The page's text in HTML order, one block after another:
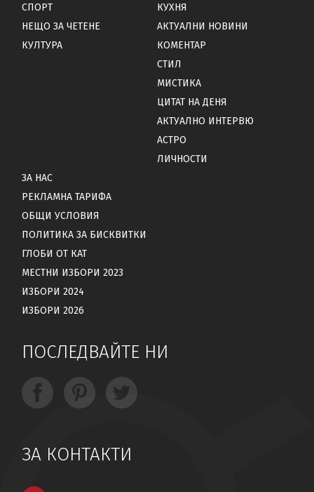
СПОРТ
НЕЩО ЗА ЧЕТЕНЕ
КУЛТУРА
КУХНЯ
АКТУАЛНИ НОВИНИ
КОМЕНТАР
СТИЛ
МИСТИКА
ЦИТАТ НА ДЕНЯ
АКТУАЛНО ИНТЕРВЮ
АСТРО
ЛИЧНОСТИ
ЗА НАС
РЕКЛАМНА ТАРИФА
ОБЩИ УСЛОВИЯ
ПОЛИТИКА ЗА БИСКВИТКИ
ГЛОБИ ОТ КАТ
МЕСТНИ ИЗБОРИ 2023
ИЗБОРИ 2024
ИЗБОРИ 2026
ПОСЛЕДВАЙТЕ НИ
ЗА КОНТАКТИ